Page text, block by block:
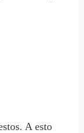
A esto